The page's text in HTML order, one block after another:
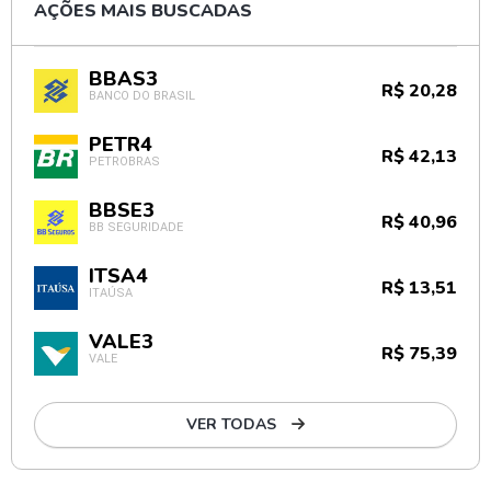
AÇÕES MAIS BUSCADAS
BBAS3
BANCO DO BRASIL R$ 20,28
PETR4
PETROBRAS R$ 42,13
BBSE3
BB SEGURIDADE R$ 40,96
ITSA4
ITAÚSA R$ 13,51
VALE3
VALE R$ 75,39
VER TODAS